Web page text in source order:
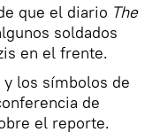
que el diario The
soldados
en el frente.
y los símbolos de
de
el reporte.